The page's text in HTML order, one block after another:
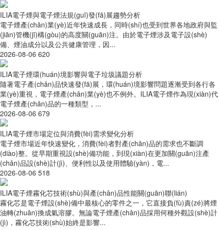
ILIA電子煙與電子煙法規(guī)發(fā)展趨勢分析
電子煙產(chǎn)業(yè)近年快速成長，同時(shí)也受到世界各地政府與監
(jiān)管機(jī)構(gòu)的高度關(guān)注。由於電子煙涉及電子設(shè)
備、煙油成分以及公共健康管理，因...
2026-08-06 620
ILIA電子煙環(huán)境影響與電子垃圾議題分析
隨著電子產(chǎn)品快速發(fā)展，環(huán)境影響問題逐漸受到各行各
業(yè)重視，電子煙產(chǎn)業(yè)也不例外。ILIA電子煙作為現(xiàn)代
電子煙產(chǎn)品的一種類型，...
2026-08-06 679
ILIA電子煙市場定位與消費(fèi)需求變化分析
電子煙市場近年快速變化，消費(fèi)者對產(chǎn)品的需求也不斷調
(diào)整。從早期重視設(shè)備功能，到現(xiàn)在更加關(guān)注產
(chǎn)品設(shè)計(jì)、便利性以及使用體驗(yàn)，電...
2026-08-06 518
ILIA電子煙霧化芯技術(shù)與產(chǎn)品性能關(guān)聯(lián)
霧化芯是電子煙設(shè)備中最核心的零件之一，它直接負(fù)責(zé)將煙
油轉(zhuǎn)換成氣溶膠。無論電子煙產(chǎn)品採用何種外觀設(shè)計
(jì)，霧化芯技術(shù)始終是影響...